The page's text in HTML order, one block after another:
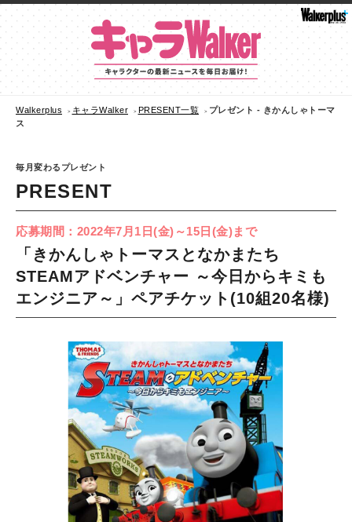
Walkerplus キャラWalker PRESENT一覧
プレゼント - きかんしゃトーマ
ス
毎月変わるプレゼント
PRESENT
応募期間：2022年7月1日(金)～15日(金)まで
「きかんしゃトーマスとなかまたち
STEAMアドベンチャー ～今日からキミも
エンジニア～」ペアチケット(10組20名様)